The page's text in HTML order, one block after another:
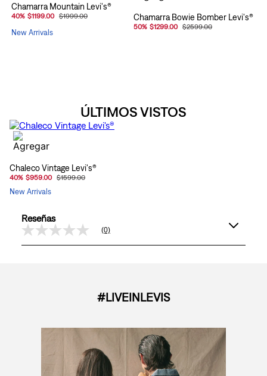
Chamarra Mountain Levi's®
40% $1199.00 $1999.00
New Arrivals
Chamarra Bowie Bomber Levi's®
50% $1299.00 $2599.00
ÚLTIMOS VISTOS
Chaleco Vintage Levi's®
40% $959.00 $1599.00
New Arrivals
Reseñas
Sin
puntuación
(0)
#LIVEINLEVIS